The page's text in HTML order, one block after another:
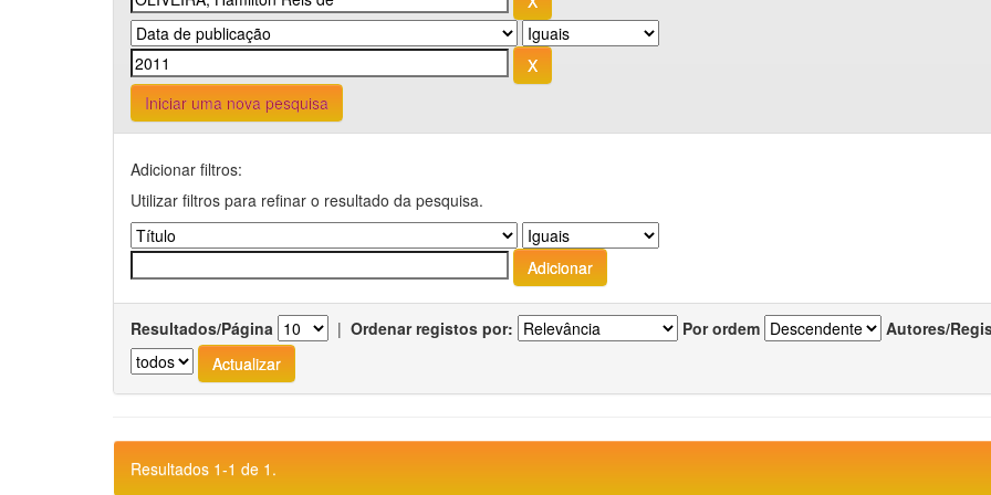
Iniciar uma nova pesquisa
Adicionar filtros:
Utilizar filtros para refinar o resultado da pesquisa.
Resultados/Página | Ordenar registos por: Por ordem Autores/
Resultados 1-1 de 1.